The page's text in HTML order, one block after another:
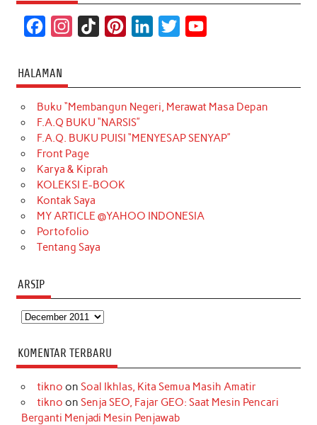
c
e
b
o
o
k
t
a
g
r
a
m
T
o
k
t
e
r
k
e
d
t
t
e
T
u
b
HALAMAN
Buku “Membangun Negeri, Merawat Masa Depan
F.A.Q BUKU “NARSIS”
F.A.Q. BUKU PUISI “MENYESAP SENYAP”
Front Page
Karya & Kiprah
KOLEKSI E-BOOK
Kontak Saya
MY ARTICLE @YAHOO INDONESIA
Portofolio
Tentang Saya
ARSIP
Arsip
KOMENTAR TERBARU
tikno on Soal Ikhlas, Kita Semua Masih Amatir
tikno on Senja SEO, Fajar GEO: Saat Mesin Pencari
Berganti Menjadi Mesin Penjawab